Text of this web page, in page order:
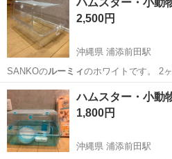
ハムスター・小動
2,500円
沖縄県 浦添前田駅
SANKOのルーミィのホワイトです。 2
沖縄 宜野湾市 浦添前田駅
ハムスター・小
1,800円
沖縄県 浦添前田駅